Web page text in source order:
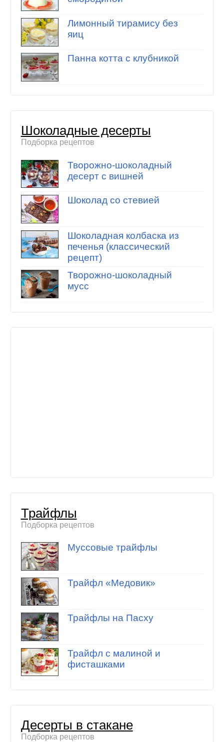
Лимонный тирамису без
яиц
Панна котта с клубникой
Шоколадные десерты
Подборка рецептов
Творожно-шоколадный
десерт с вишней
Шоколад со стевией
Шоколадная колбаска из
печенья (классический
рецепт)
Творожно-шоколадный
мусс
Трайфлы
Подборка рецептов
Муссовые трайфлы
Трайфл «Медовик»
Трайфлы на Пасху
Трайфл с малиной и
фисташками
Десерты в стакане
Подборка рецептов